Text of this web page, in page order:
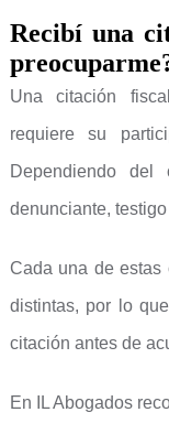
Recibí una
Una citación
requiere su
Dependiendo
denunciante,
Cada una de estas
distintas, por lo
citación antes de
En IL Abogados